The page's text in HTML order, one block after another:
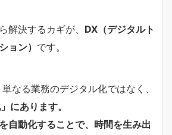
解決するカギが、 DX（デジタルト
ョン） です。
なる業務のデジタル化ではなく、
にあります。
自動化することで、時間を生み出